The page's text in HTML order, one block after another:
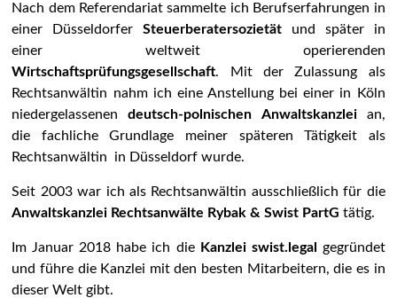
Nach dem Referendariat sammelte ich Berufserfahrungen in
einer DüsseldorferSteuerberatersozietät und später in
einer weltweit operierenden
Wirtschaftsprüfungsgesellschaft. Mit der Zulassung als
Rechtsanwältin nahm ich eine Anstellung bei einer in Köln
niedergelassenendeutsch-polnischen Anwaltskanzleian,
die fachliche Grundlage meiner späteren Tätigkeit als
Rechtsanwältin in Düsseldorf wurde.
Seit 2003 war ich als Rechtsanwältin ausschließlich für die
Anwaltskanzlei Rechtsanwälte Rybak & Swist PartG tätig.
Im Januar 2018 habe ich die Kanzlei swist.legal
gegründet
und führe die Kanzlei mit den besten Mitarbeitern, die es in
dieser Welt gibt.